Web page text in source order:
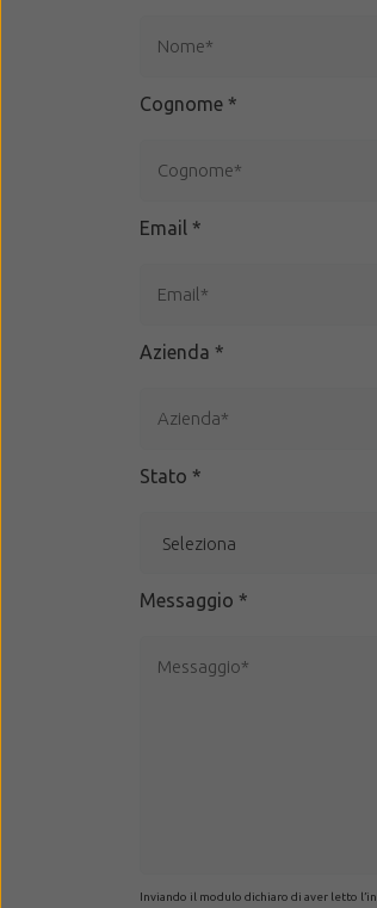
Cognome *
Email *
Azienda *
Stato *
Messaggio *
Inviando il modulo dichiaro di aver letto